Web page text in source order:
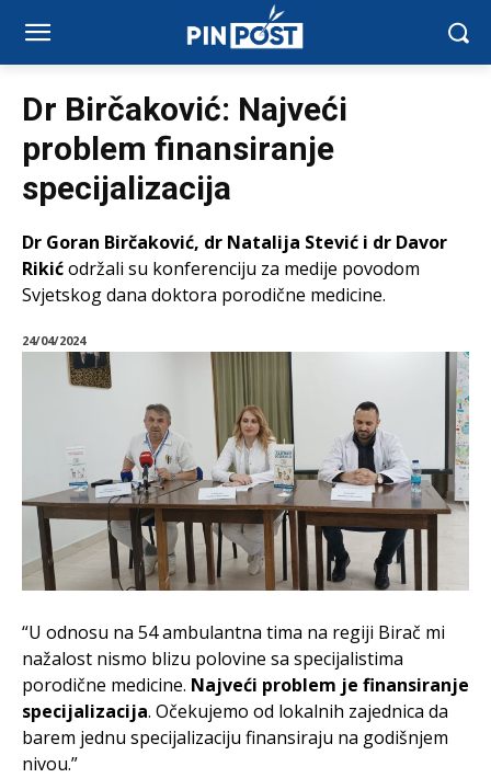
Dr Birčaković: Najveći
problem finansiranje
specijalizacija
Dr Goran Birčaković, dr Natalija Stević i dr Davor
Rikićodržali su konferenciju za medije povodom
Svjetskog dana doktora porodične medicine.
24/04/2024
“U odnosu na 54 ambulantna tima na regiji Birač mi
nažalost nismo blizu polovine sa specijalistima
porodične medicine. Najveći problem je finansiranje
specijalizacija. Očekujemo od lokalnih zajednica da
barem jednu specijalizaciju finansiraju na godišnjem
nivou.”